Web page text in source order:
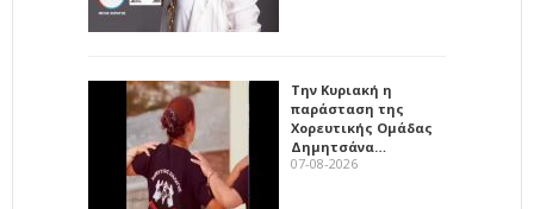
Την Κυριακή η
παράσταση της
Χορευτικής Ομάδας
Δημητσάνα…
07-08-2026